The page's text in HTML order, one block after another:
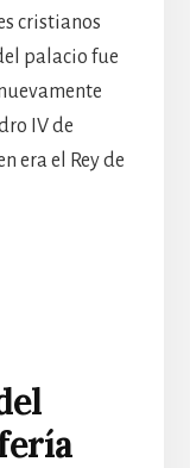
cristianos
palacio fue
IV de
era el Rey de